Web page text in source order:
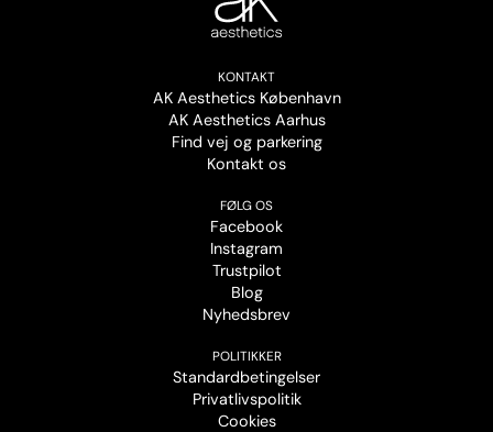
KONTAKT
AK Aesthetics København
AK Aesthetics Aarhus
Find vej og parkering
Kontakt os
FØLG OS
Facebook
Instagram
Trustpilot
Blog
Nyhedsbrev
POLITIKKER
Standardbetingelser
Privatlivspolitik
Cookies